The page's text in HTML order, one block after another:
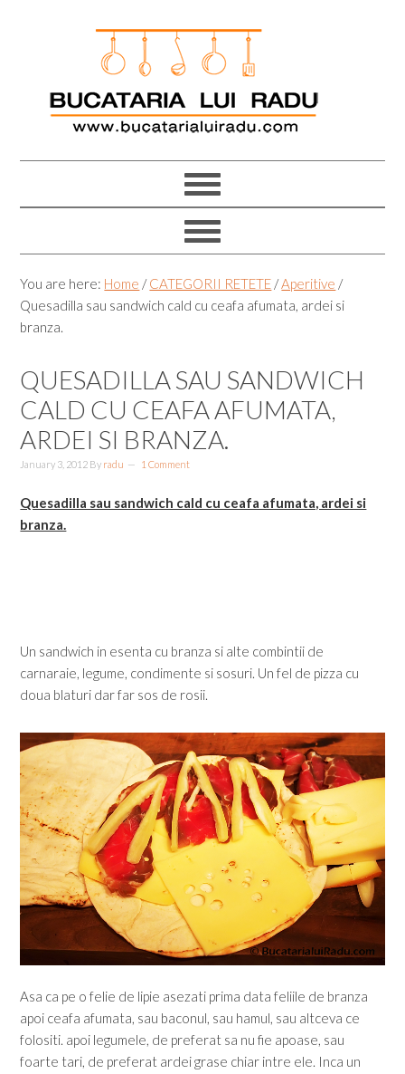
You are here: Home / CATEGORII RETETE /Aperitive /
Quesadilla sau sandwich cald cu ceafa afumata, ardei si
branza.
QUESADILLA SAU SANDWICH
CALD CU CEAFA AFUMATA,
ARDEI SI BRANZA.
January 3, 2012 By radu 1 Comment
Quesadilla sau sandwich cald cu ceafa afumata, ardei si
branza.
Un sandwich in esenta cu branza si alte combintii de
carnaraie, legume, condimente si sosuri. Un fel de pizza cu
doua blaturi dar far sos de rosii.
Asa ca pe o felie de lipie asezati prima data feliile de branza
apoi ceafa afumata, sau baconul, sau hamul, sau altceva ce
folositi. apoi legumele, de preferat sa nu fie apoase, sau
foarte tari, de preferat ardei grase chiar intre ele. Inca un